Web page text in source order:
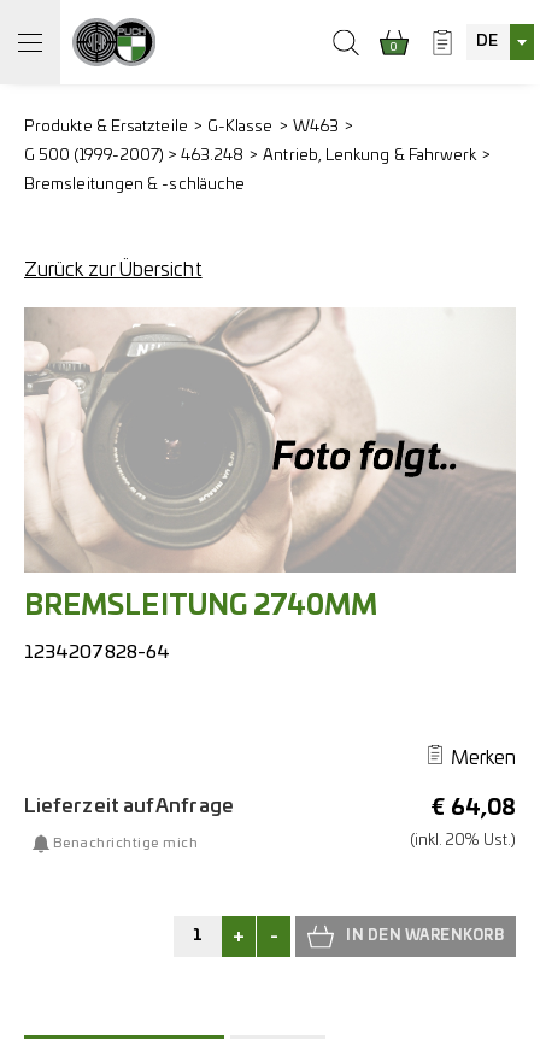
0 DE
Produkte & Ersatzteile G-Klasse
W463
G 500 (1999-2007) > 463.248
Antrieb, Lenkung & Fahrwerk
Bremsleitungen & -schläuche
Zurück zur Übersicht
BREMSLEITUNG 2740MM
1234207828-64
Merken
€ 64,08
(inkl. 20% Ust.)
Lieferzeit auf Anfrage
Benachrichtige mich
+ -